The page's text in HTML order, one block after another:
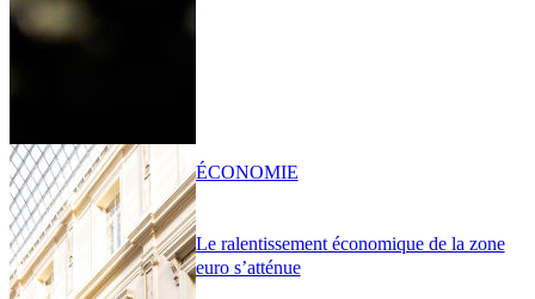
Le ralentissement économique de la zone
euro s’atténue
ÉCONOMIE